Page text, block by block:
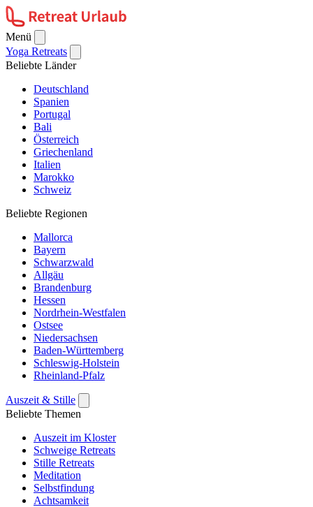
Menü
Yoga Retreats
Beliebte Länder
Deutschland
Spanien
Portugal
Bali
Österreich
Griechenland
Italien
Marokko
Schweiz
Beliebte Regionen
Mallorca
Bayern
Schwarzwald
Allgäu
Brandenburg
Hessen
Nordrhein-Westfalen
Ostsee
Niedersachsen
Baden-Württemberg
Schleswig-Holstein
Rheinland-Pfalz
Auszeit & Stille
Beliebte Themen
Auszeit im Kloster
Schweige Retreats
Stille Retreats
Meditation
Selbstfindung
Achtsamkeit